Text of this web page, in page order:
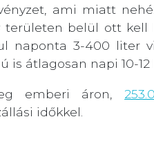
ami miatt
területen belül ott kell
naponta 3-400 liter
is átlagosan napi 10-12
emberi áron,
időkkel.